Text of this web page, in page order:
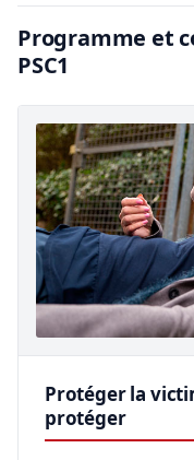
Programme et
PSC1
Protéger la
protéger